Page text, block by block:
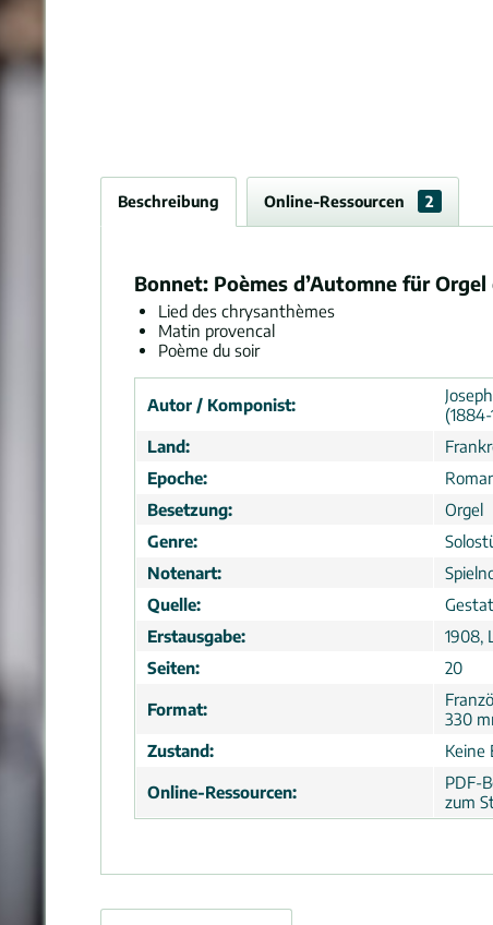
Beschreibung Online-Ressourcen 2
Bonnet: Poèmes d’Automne für Orgel
Lied des chrysanthèmes
Matin provencal
Poème du soir
Autor / Komponist:
Land:
Epoche:
Besetzung:
Orgel
Genre:
Notenart:
Quelle:
Erstausgabe:
1908,
Seiten:
20
Format:
330
Zustand:
Keine
Online-Ressourcen:
PDF-
zum